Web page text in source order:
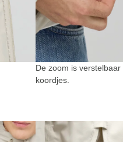
De zoom is
koordjes.